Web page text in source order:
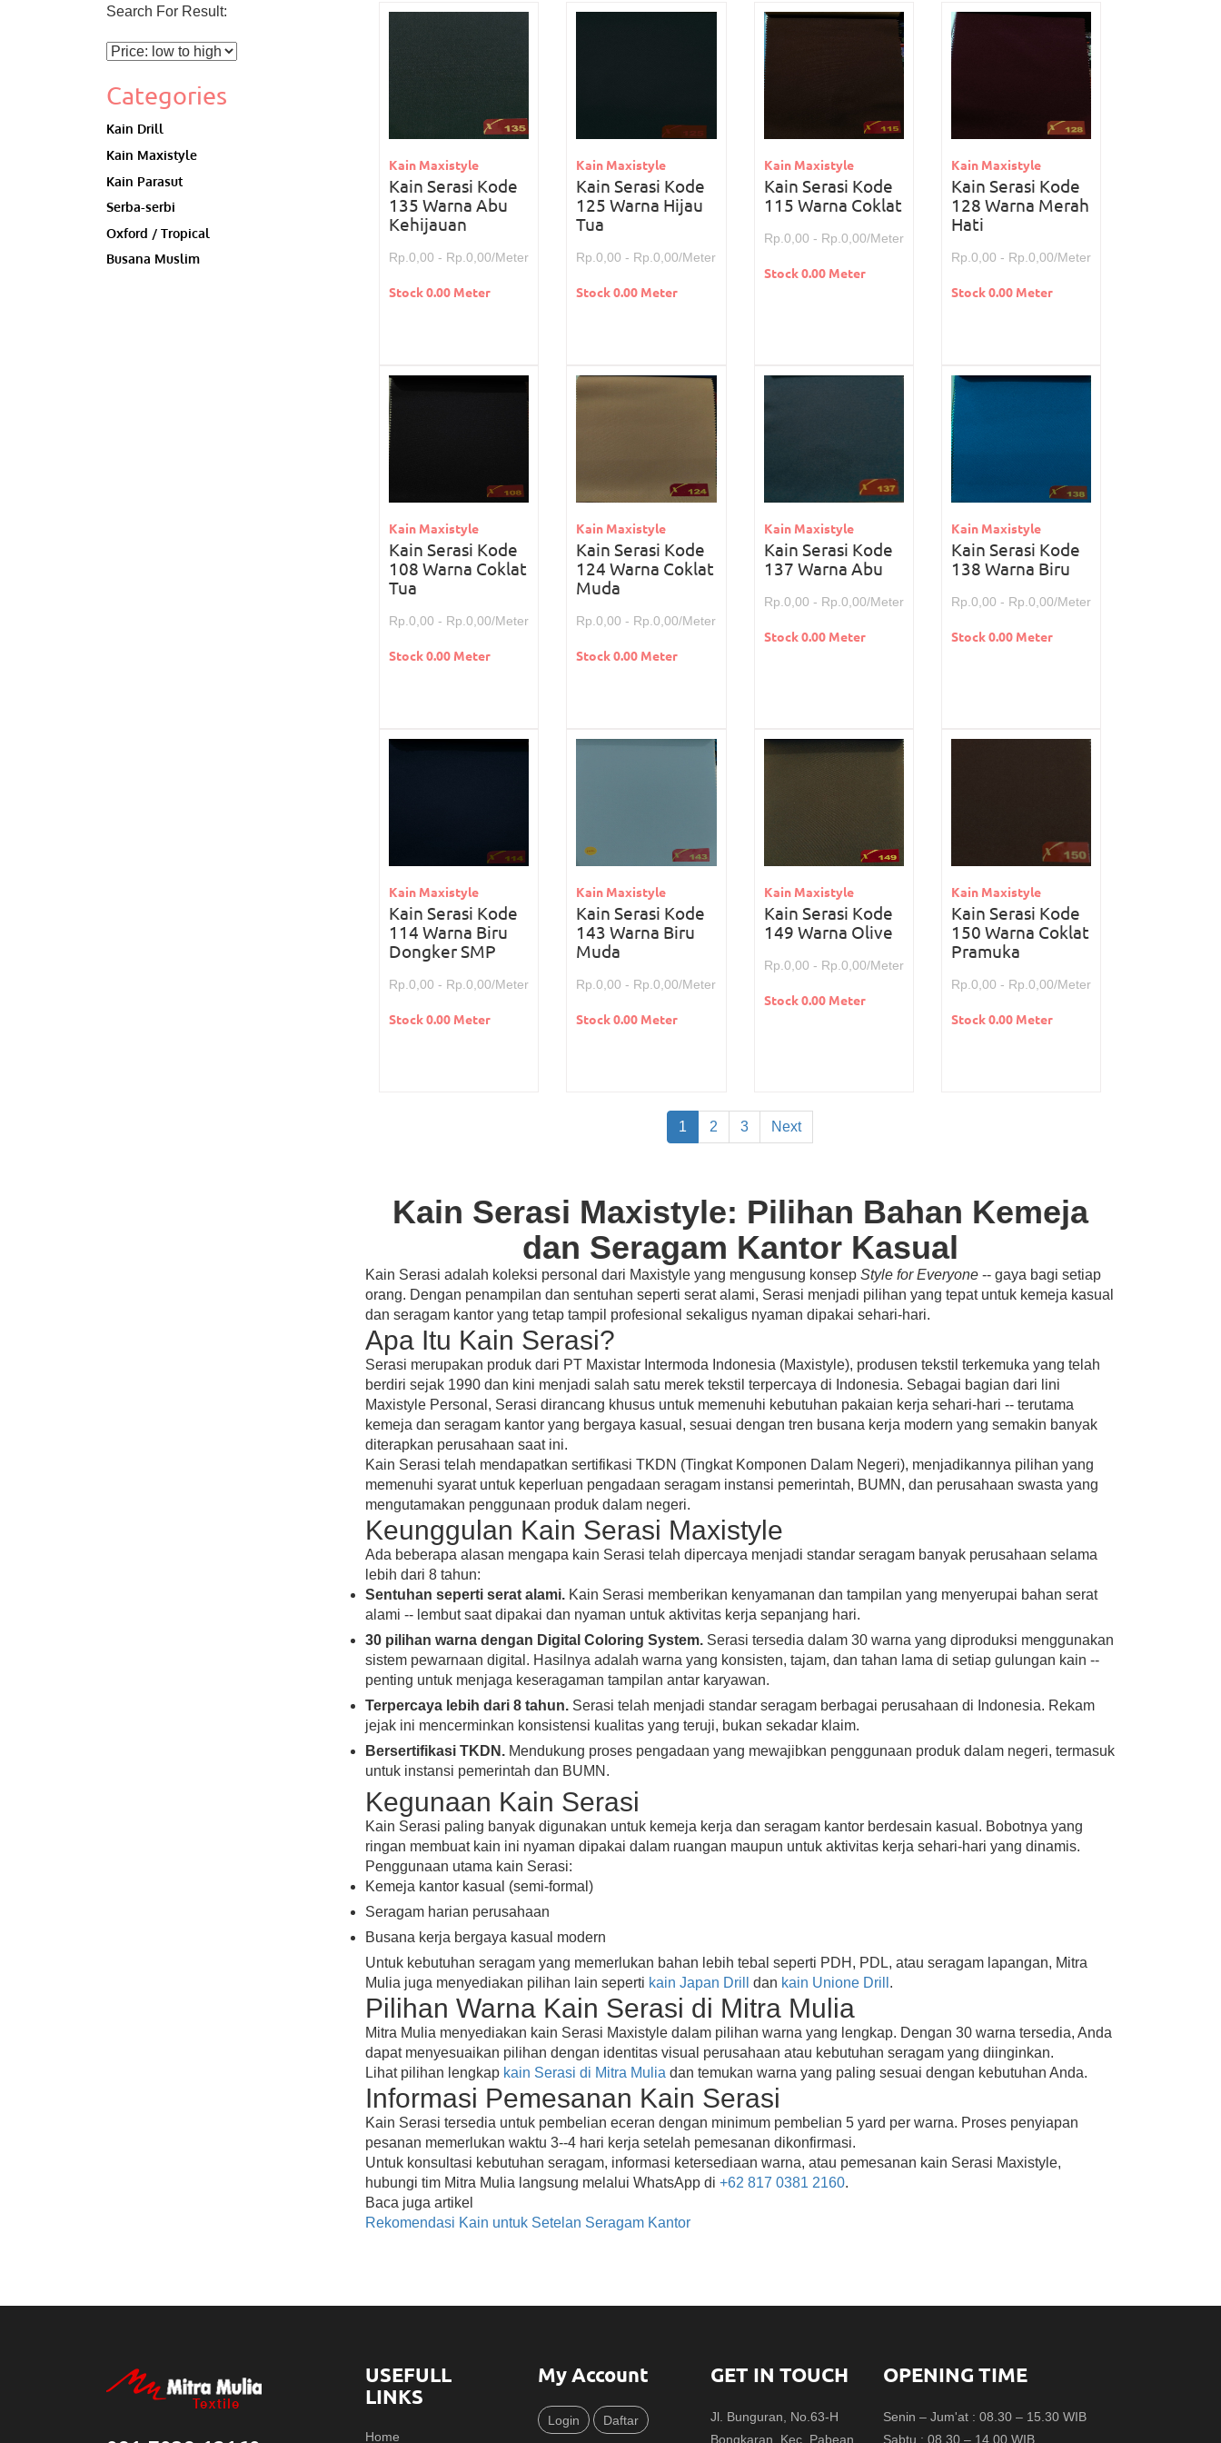
Search For Result:
Categories
Kain Drill
Kain Maxistyle
Kain Parasut
Serba-serbi
Oxford / Tropical
Busana Muslim
Kain Maxistyle
Kain Serasi Kode
135 Warna Abu
Kehijauan
Rp.0,00 - Rp.0,00/Meter
Stock 0.00 Meter
Kain Maxistyle
Kain Serasi Kode
125 Warna Hijau
Tua
Rp.0,00 - Rp.0,00/Meter
Stock 0.00 Meter
Kain Maxistyle
Kain Serasi Kode
115 Warna Coklat
Rp.0,00 - Rp.0,00/Meter
Stock 0.00 Meter
Kain Maxistyle
Kain Serasi Kode
128 Warna Merah
Hati
Rp.0,00 - Rp.0,00/Meter
Stock 0.00 Meter
Kain Maxistyle
Kain Serasi Kode
108 Warna Coklat
Tua
Rp.0,00 - Rp.0,00/Meter
Stock 0.00 Meter
Kain Maxistyle
Kain Serasi Kode
124 Warna Coklat
Muda
Rp.0,00 - Rp.0,00/Meter
Stock 0.00 Meter
Kain Maxistyle
Kain Serasi Kode
137 Warna Abu
Rp.0,00 - Rp.0,00/Meter
Stock 0.00 Meter
Kain Maxistyle
Kain Serasi Kode
138 Warna Biru
Rp.0,00 - Rp.0,00/Meter
Stock 0.00 Meter
Kain Maxistyle
Kain Serasi Kode
114 Warna Biru
Dongker SMP
Rp.0,00 - Rp.0,00/Meter
Stock 0.00 Meter
Kain Maxistyle
Kain Serasi Kode
143 Warna Biru
Muda
Rp.0,00 - Rp.0,00/Meter
Stock 0.00 Meter
Kain Maxistyle
Kain Serasi Kode
149 Warna Olive
Rp.0,00 - Rp.0,00/Meter
Stock 0.00 Meter
Kain Maxistyle
Kain Serasi Kode
150 Warna Coklat
Pramuka
Rp.0,00 - Rp.0,00/Meter
Stock 0.00 Meter
1 2 3 Next
Kain Serasi Maxistyle: Pilihan Bahan Kemeja
dan Seragam Kantor Kasual
Kain Serasi adalah koleksi personal dari Maxistyle yang mengusung konsep Style for Everyone -- gaya bagi setiap
orang. Dengan penampilan dan sentuhan seperti serat alami, Serasi menjadi pilihan yang tepat untuk kemeja kasual
dan seragam kantor yang tetap tampil profesional sekaligus nyaman dipakai sehari-hari.
Apa Itu Kain Serasi?
Serasi merupakan produk dari PT Maxistar Intermoda Indonesia (Maxistyle), produsen tekstil terkemuka yang telah
berdiri sejak 1990 dan kini menjadi salah satu merek tekstil terpercaya di Indonesia. Sebagai bagian dari lini
Maxistyle Personal, Serasi dirancang khusus untuk memenuhi kebutuhan pakaian kerja sehari-hari -- terutama
kemeja dan seragam kantor yang bergaya kasual, sesuai dengan tren busana kerja modern yang semakin banyak
diterapkan perusahaan saat ini.
Kain Serasi telah mendapatkan sertifikasi TKDN (Tingkat Komponen Dalam Negeri), menjadikannya pilihan yang
memenuhi syarat untuk keperluan pengadaan seragam instansi pemerintah, BUMN, dan perusahaan swasta yang
mengutamakan penggunaan produk dalam negeri.
Keunggulan Kain Serasi Maxistyle
Ada beberapa alasan mengapa kain Serasi telah dipercaya menjadi standar seragam banyak perusahaan selama
lebih dari 8 tahun:
Sentuhan seperti serat alami. Kain Serasi memberikan kenyamanan dan tampilan yang menyerupai bahan serat
alami -- lembut saat dipakai dan nyaman untuk aktivitas kerja sepanjang hari.
30 pilihan warna dengan Digital Coloring System. Serasi tersedia dalam 30 warna yang diproduksi menggunakan
sistem pewarnaan digital. Hasilnya adalah warna yang konsisten, tajam, dan tahan lama di setiap gulungan kain --
penting untuk menjaga keseragaman tampilan antar karyawan.
Terpercaya lebih dari 8 tahun. Serasi telah menjadi standar seragam berbagai perusahaan di Indonesia. Rekam
jejak ini mencerminkan konsistensi kualitas yang teruji, bukan sekadar klaim.
Bersertifikasi TKDN. Mendukung proses pengadaan yang mewajibkan penggunaan produk dalam negeri, termasuk
untuk instansi pemerintah dan BUMN.
Kegunaan Kain Serasi
Kain Serasi paling banyak digunakan untuk kemeja kerja dan seragam kantor berdesain kasual. Bobotnya yang
ringan membuat kain ini nyaman dipakai dalam ruangan maupun untuk aktivitas kerja sehari-hari yang dinamis.
Penggunaan utama kain Serasi:
Kemeja kantor kasual (semi-formal)
Seragam harian perusahaan
Busana kerja bergaya kasual modern
Untuk kebutuhan seragam yang memerlukan bahan lebih tebal seperti PDH, PDL, atau seragam lapangan, Mitra
Mulia juga menyediakan pilihan lain seperti kain Japan Drill dan kain Unione Drill .
Pilihan Warna Kain Serasi di Mitra Mulia
Mitra Mulia menyediakan kain Serasi Maxistyle dalam pilihan warna yang lengkap. Dengan 30 warna tersedia, Anda
dapat menyesuaikan pilihan dengan identitas visual perusahaan atau kebutuhan seragam yang diinginkan.
Lihat pilihan lengkap kain Serasi di Mitra Mulia dan temukan warna yang paling sesuai dengan kebutuhan Anda.
Informasi Pemesanan Kain Serasi
Kain Serasi tersedia untuk pembelian eceran dengan minimum pembelian 5 yard per warna. Proses penyiapan
pesanan memerlukan waktu 3--4 hari kerja setelah pemesanan dikonfirmasi.
Untuk konsultasi kebutuhan seragam, informasi ketersediaan warna, atau pemesanan kain Serasi Maxistyle,
hubungi tim Mitra Mulia langsung melalui WhatsApp di +62 817 0381 2160.
Baca juga artikel
Rekomendasi Kain untuk Setelan Seragam Kantor
USEFULL
LINKS
Home
My Account
Login Daftar
GET IN TOUCH
Jl. Bunguran, No.63-H
Bongkaran, Kec. Pabean
OPENING TIME
Senin – Jum'at : 08.30 – 15.30 WIB
Sabtu : 08.30 – 14.00 WIB